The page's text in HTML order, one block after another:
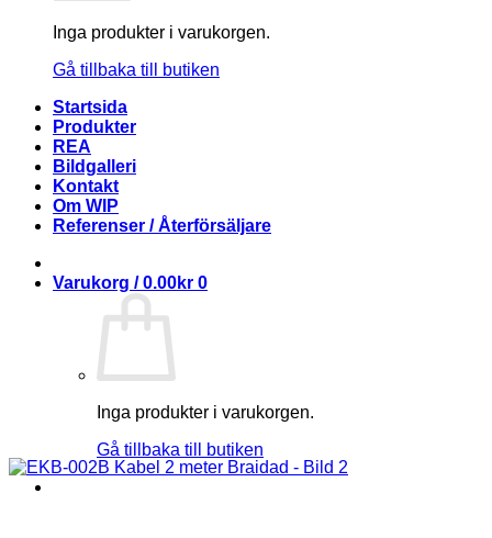
Inga produkter i varukorgen.
Gå tillbaka till butiken
Startsida
Produkter
REA
Bildgalleri
Kontakt
Om WIP
Referenser / Återförsäljare
Varukorg /0.00kr 0
Inga produkter i varukorgen.
Gå tillbaka till butiken